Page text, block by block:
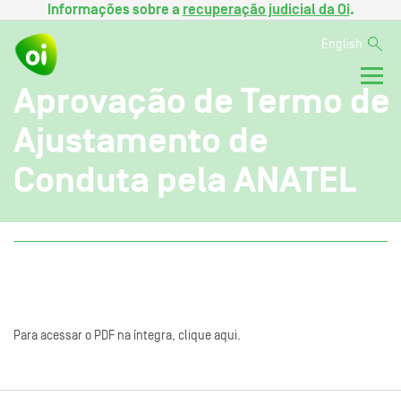
Informações sobre a recuperação judicial da Oi.
English
Aprovação de Termo de
Ajustamento de
Conduta pela ANATEL
Para acessar o PDF na íntegra, clique aqui.